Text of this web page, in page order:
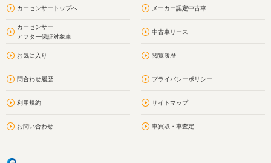
カーセンサートップへ メーカー認定中古車
カーセンサー
アフター保証対象車
中古車リース
お気に入り 閲覧履歴
問合わせ履歴 プライバシーポリシー
利用規約 サイトマップ
お問い合わせ 車買取・車査定